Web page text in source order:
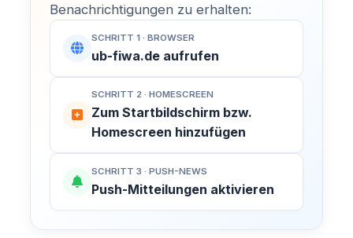
Benachrichtigungen zu erhalten:
SCHRITT 1 · BROWSER
ub-fiwa.de aufrufen
SCHRITT 2 · HOMESCREEN
Zum Startbildschirm bzw.
Homescreen hinzufügen
SCHRITT 3 · PUSH-NEWS
Push-Mitteilungen aktivieren